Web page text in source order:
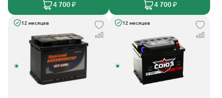
4 700 ₽ 4 700 ₽
12 месяцев 12 месяцев